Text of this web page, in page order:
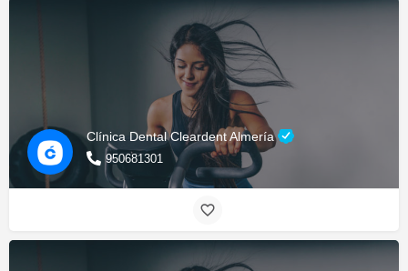
Clínica Dental Cleardent Almería
950681301